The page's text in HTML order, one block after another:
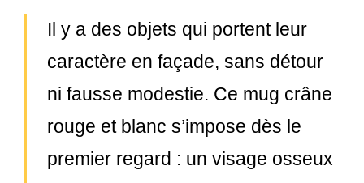
Il y a des objets qui portent leur
caractère en façade, sans détour
ni fausse modestie. Ce mug crâne
rouge et blanc s’impose dès le
premier regard : un visage osseux